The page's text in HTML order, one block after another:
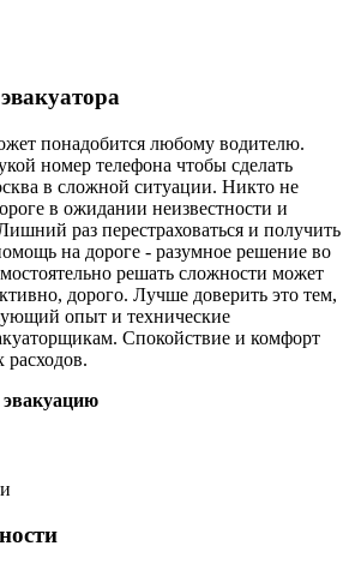
понадобится любому водителю.
номер телефона чтобы сделать
в сложной ситуации. Никто не
в ожидании неизвестности и
раз перестраховаться и получить
на дороге - разумное решение во
решать сложности может
дорого. Лучше доверить это тем,
опыт и технические
Спокойствие и комфорт
эвакуацию